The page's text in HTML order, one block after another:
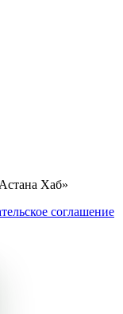
Хаб»
соглашение